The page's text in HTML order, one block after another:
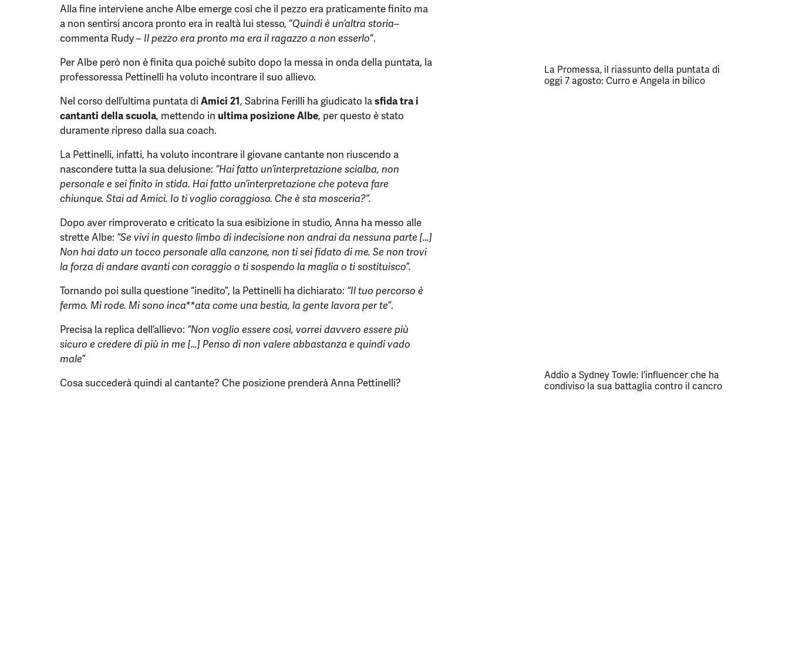
Alla fine interviene anche Albe emerge così che il pezzo era praticamente finito ma
a non sentirsi ancora pronto era in realtà lui stesso, “Quindi è un’altra storia–
commenta Rudy – Il pezzo era pronto ma era il ragazzo a non esserlo“.
Per Albe però non è finita qua poiché subito dopo la messa in onda della puntata, la
professoressa Pettinelli ha voluto incontrare il suo allievo.
Nel corso dell’ultima puntata diAmici 21, Sabrina Ferilli ha giudicato lasfida tra i
cantanti della scuola, mettendo in ultima posizione Albe, per questo è stato
duramente ripreso dalla sua coach.
La Pettinelli, infatti, ha voluto incontrare il giovane cantante non riuscendo a
nascondere tutta la sua delusione: “Hai fatto un’interpretazione scialba, non
personale e sei finito in stida. Hai fatto un’interpretazione che poteva fare
chiunque. Stai ad Amici. Io ti voglio coraggioso. Che è sta mosceria?”.
Dopo aver rimproverato e criticato la sua esibizione in studio, Anna ha messo alle
strette Albe: “Se vivi in questo limbo di indecisione non andrai da nessuna parte […]
Non hai dato un tocco personale alla canzone, non ti sei fidato di me. Se non trovi
la forza di andare avanti con coraggio o ti sospendo la maglia o ti sostituisco”.
Tornando poi sulla questione “inedito”, la Pettinelli ha dichiarato: “Il tuo percorso è
fermo. Mi rode. Mi sono inca**ata come una bestia, la gente lavora per te”.
Precisa la replica dell’allievo: “Non voglio essere così, vorrei davvero essere più
sicuro e credere di più in me […] Penso di non valere abbastanza e quindi vado
male”
Cosa succederà quindi al cantante? Che posizione prenderà Anna Pettinelli?
La Promessa, il riassunto della puntata di
oggi 7 agosto: Curro e Angela in bilico
Addio a Sydney Towle: l’influencer che ha
condiviso la sua battaglia contro il cancro